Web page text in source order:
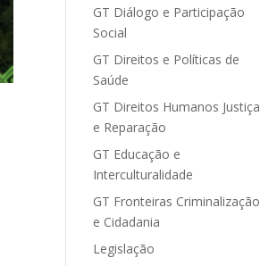
GT Diálogo e Participação
Social
GT Direitos e Políticas de
Saúde
GT Direitos Humanos Justiça
e Reparação
GT Educação e
Interculturalidade
GT Fronteiras Criminalização
e Cidadania
Legislação